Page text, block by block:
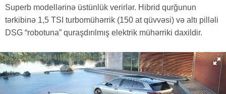
Superb modellərinə üstünlük verirlər. Hibrid qurğunun
tərkibinə 1,5 TSI turbomühərrik (150 at qüvvəsi) və altı pilləli
DSG “robotuna” quraşdırılmış elektrik mühərriki daxildir.